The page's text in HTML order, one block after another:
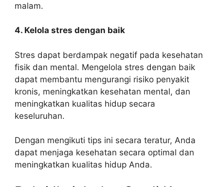
malam.
4. Kelola stres dengan baik
Stres dapat berdampak negatif pada kesehatan
fisik dan mental. Mengelola stres dengan baik
dapat membantu mengurangi risiko penyakit
kronis, meningkatkan kesehatan mental, dan
meningkatkan kualitas hidup secara
keseluruhan.
Dengan mengikuti tips ini secara teratur, Anda
dapat menjaga kesehatan secara optimal dan
meningkatkan kualitas hidup Anda.